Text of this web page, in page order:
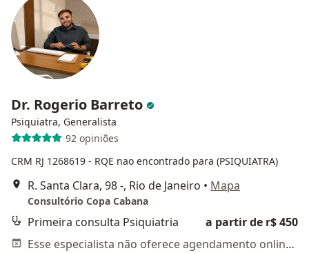
Dr. Rogerio Barreto
Psiquiatra, Generalista
92 opiniões
CRM RJ 1268619 - RQE nao encontrado para (PSIQUIATRA)
R. Santa Clara, 98 -, Rio de Janeiro • Mapa
Consultório Copa Cabana
Primeira consulta Psiquiatria
a partir de r$ 450
Esse especialista não oferece agendamento online para esse endereço.